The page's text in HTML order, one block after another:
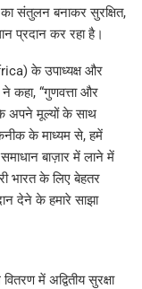
का संतुलन बनाकर सुरक्षित,
प्रदान कर रहा है।
के उपाध्यक्ष और
“गुणवत्ता और
अपने मूल्यों के साथ
के माध्यम से, हमें
बाज़ार में लाने में
भारत के लिए बेहतर
देने के हमारे साझा
में अद्वितीय सुरक्षा